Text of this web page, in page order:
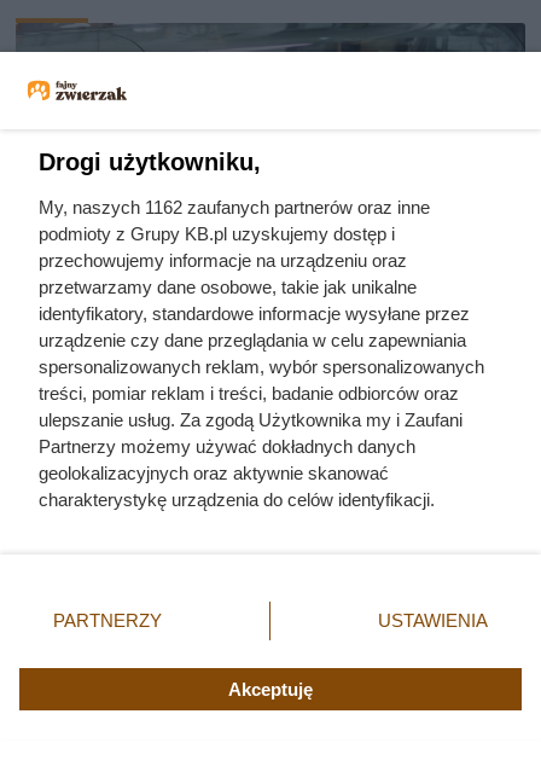
Dziennikarze ujawnili
pochodzenie mięsa z Dino. Klienci
zaskoczeni
Drogi użytkowniku,
My, naszych 1162 zaufanych partnerów oraz inne
podmioty z Grupy KB.pl uzyskujemy dostęp i
przechowujemy informacje na urządzeniu oraz
przetwarzamy dane osobowe, takie jak unikalne
identyfikatory, standardowe informacje wysyłane przez
urządzenie czy dane przeglądania w celu zapewniania
spersonalizowanych reklam, wybór spersonalizowanych
treści, pomiar reklam i treści, badanie odbiorców oraz
ulepszanie usług. Za zgodą Użytkownika my i Zaufani
Partnerzy możemy używać dokładnych danych
geolokalizacyjnych oraz aktywnie skanować
charakterystykę urządzenia do celów identyfikacji.
zmienić/wycofać klikając przycisk ustawień prywatności
znajdujący się w lewym dolnym rogu strony. Niektóre
użytkownika, ale masz prawo sprzeciwić się takiemu
przetwarzaniu. Preferencje będą miały zastosowania tylko
PARTNERZY USTAWIENIA
Akceptuję